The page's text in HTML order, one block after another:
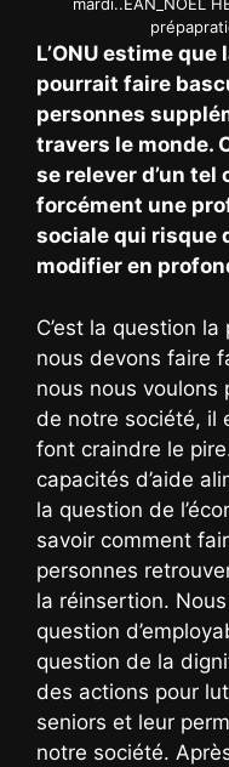
L’ONU estime
pourrait faire
personnes
travers le monde.
se relever d’un tel
forcément une
sociale qui risque
modifier en
C’est la question
nous devons faire
nous nous voulons
de notre société, il
font craindre le
capacités d’aide
la question de
savoir comment
personnes
la réinsertion.
question
question de la
des actions pour
seniors et leur
notre société.